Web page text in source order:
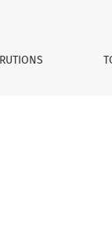
actuellement